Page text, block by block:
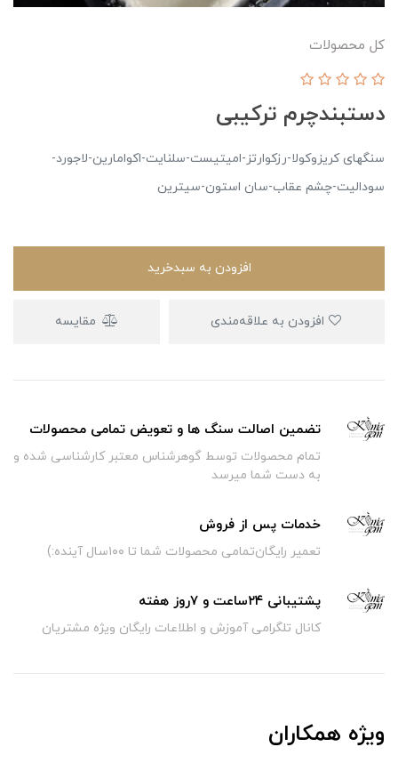
کل محصولات
دستبند‌چرم ترکیبی
سنگهای کریزوکولا-رزکوارتز-امیتیست-سلنایت-اکوامارین-لاجورد-
سودالیت-چشم عقاب-سان استون-سیترین
افزودن به سبدخرید
مقایسه
تضمین اصالت سنگ ها و تعویض تمامی محصولات
تمام محصولات توسط گوهرشناس معتبر کارشناسی شده و
به دست شما میرسد
خدمات پس از فروش
تعمیر رایگان‌تمامی محصولات شما تا ۱۰۰سال آینده:)
پشتیبانی ۲۴ساعت و ۷روز هفته
کانال تلگرامی آموزش و اطلاعات رایگان ویژه مشتریان
ویژه همکاران